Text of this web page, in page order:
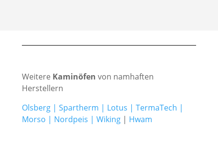
Weitere Kaminöfen von namhaften
Herstellern
Olsberg| Spartherm | Lotus | TermaTech |
Morso | Nordpeis | Wiking| Hwam